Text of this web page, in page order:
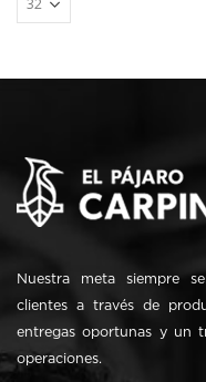
Nuestra meta siempre
clientes a través de
entregas oportunas y un
operaciones.